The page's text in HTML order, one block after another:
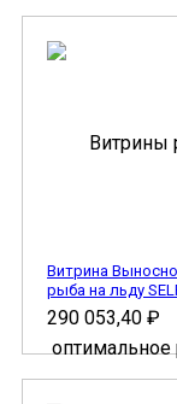
Витрина
рыба на льду
290 053,40 ₽